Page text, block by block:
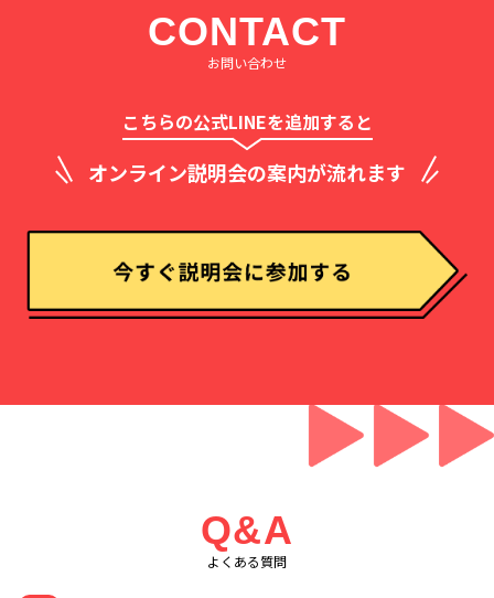
CONTACT
お問い合わせ
こちらの公式LINEを追加すると
オンライン説明会の案内が流れます
Q&A
よくある質問